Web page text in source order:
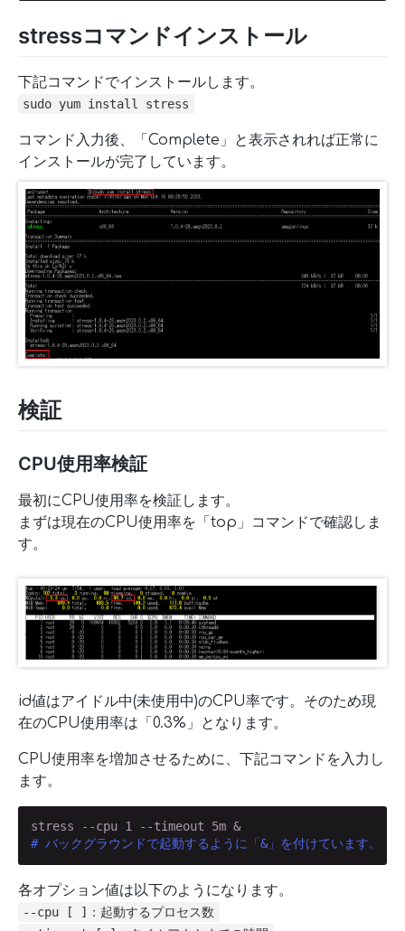
stressコマンドインストール
下記コマンドでインストールします。
sudo yum install stress
コマンド入力後、「Complete」と表示されれば正常に
インストールが完了しています。
検証
CPU使用率検証
最初にCPU使用率を検証します。
まずは現在のCPU使用率を「top」コマンドで確認しま
す。
id値はアイドル中(未使用中)のCPU率です。そのため現
在のCPU使用率は「0.3%」となります。
CPU使用率を増加させるために、下記コマンドを入力し
ます。
stress --cpu 1 --timeout 5m &
# バックグラウンドで起動するように「&」を付けています。
各オプション値は以下のようになります。
--cpu [ ]：起動するプロセス数